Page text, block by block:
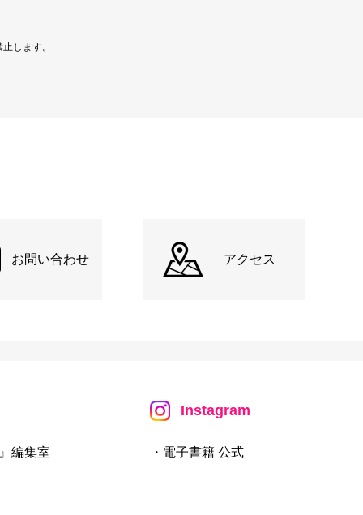
します。
お問い合わせ アクセス
編集室
Instagram
・電子書籍 公式